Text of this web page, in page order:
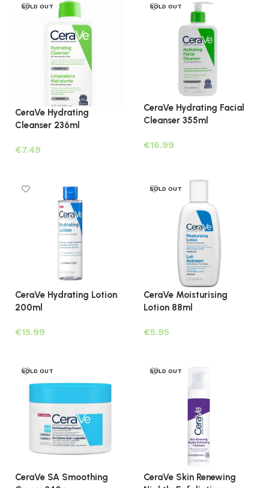
SOLD OUT
CeraVe Hydrating
Cleanser 236ml
€
SOLD OUT
CeraVe Hydrating Facial
Cleanser 355ml
€
CeraVe Hydrating Lotion
200ml
€
SOLD OUT
CeraVe Moisturising
Lotion 88ml
€
SOLD OUT
CeraVe SA Smoothing
SOLD OUT
CeraVe Skin Renewing